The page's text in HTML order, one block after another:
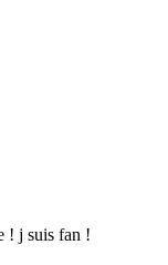
! j suis fan !